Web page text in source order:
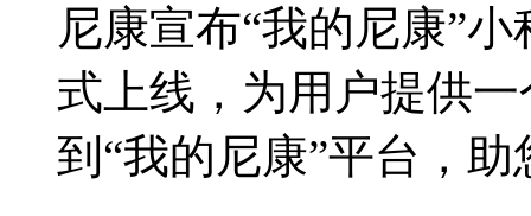
尼康宣布“我的尼康”
式上线，为用户提供
到“我的尼康”平台，助